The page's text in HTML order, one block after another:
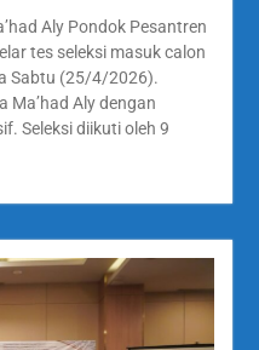
Aly Pondok Pesantren
tes seleksi masuk calon
Sabtu (25/4/2026).
Ma’had Aly dengan
Seleksi diikuti oleh 9